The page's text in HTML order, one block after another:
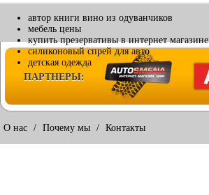
автор книги вино из одуванчиков
мебель цены
купить презервативы в интернет магазине
силиконовый спрей для авто
детская одежда
ПАРТНЕРЫ:
О нас / Почему мы / Контакты